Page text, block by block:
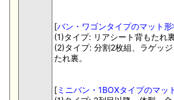
[バン・ワゴンタイプのマット
(1)タイプ: リアシート背もたれ裏
(2)タイプ: 分割2枚組、ラゲッ
たれ裏。
[ミニバン・1BOXタイプのマッ